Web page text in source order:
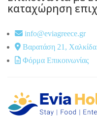
καταχώρηση
info@eviagreece.gr
Βαρατάση 21,
Φόρμα Επικοινωνίας